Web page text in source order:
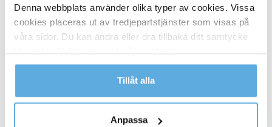
Denna webbplats använder olika typer av cookies. Vissa
cookies placeras ut av tredjepartstjänster som visas på
våra sidor. Du kan ändra eller dra tillbaka ditt samtycke
Läs mer i vår integritetspolicy om vilka vi är, hur du
kontaktar oss och på vilket sätt vi behandlar
Tillåt alla
Anpassa